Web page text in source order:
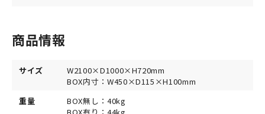
商品情報
サイズ
W2100×D1000×H720mm
BOX内寸：W450×D115×H100mm
重量
BOX無し：40kg
BOX有り：44kg